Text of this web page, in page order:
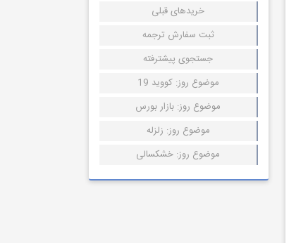
خریدهای قبلی
ثبت سفارش ترجمه
جستجوی پیشترفته
موضوع روز: کووید 19
موضوع روز: بازار بورس
موضوع روز: زلزله
موضوع روز: خشکسالی